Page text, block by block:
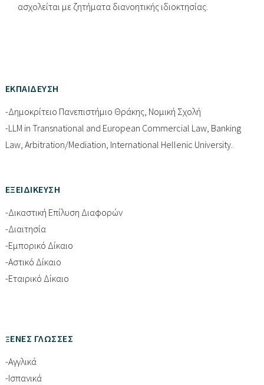
ασχολείται με ζητήματα διανοητικής ιδιοκτησίας.
ΕΚΠΑΙΔΕΥΣΗ
-Δημοκρίτειο Πανεπιστήμιο Θράκης, Νομική Σχολή
-LLM in Transnational and European Commercial Law, Banking
Law, Arbitration/Mediation, International Hellenic University.
ΕΞΕΙΔΙΚΕΥΣΗ
-Δικαστική Επίλυση Διαφορών
-Διαιτησία
-Εμπορικό Δίκαιο
-Αστικό Δίκαιο
-Εταιρικό Δίκαιο
ΞΕΝΕΣ ΓΛΩΣΣΕΣ
-Αγγλικά
-Ισπανικά